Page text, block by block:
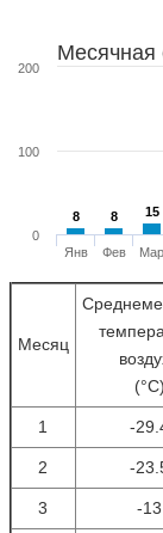
Месячная
8
8 8
8 15
15
Янв Фев Мар
0
100
200
Месяц
(°С)
1 -
2 -
3 -13